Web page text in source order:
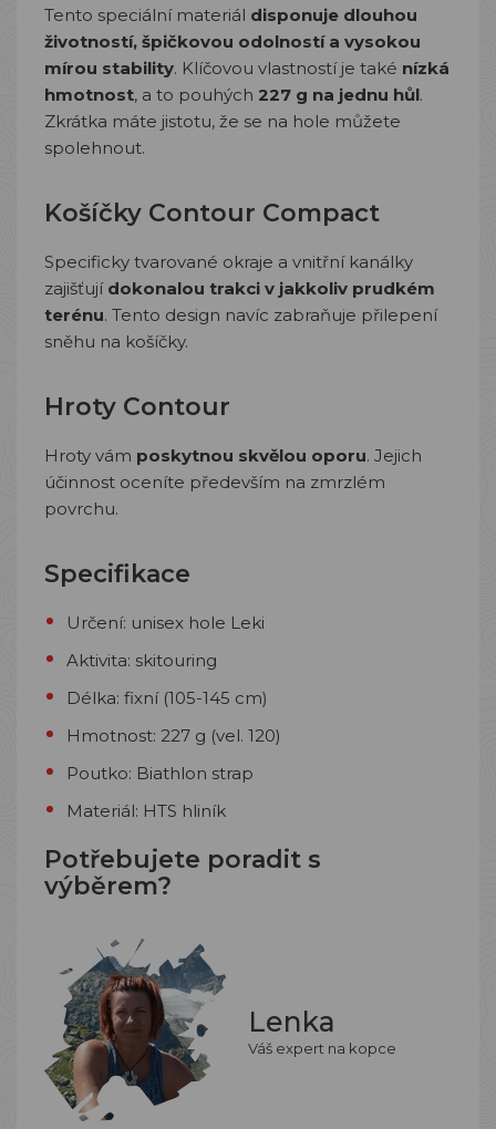
Tento speciální materiál disponuje dlouhou
životností, špičkovou odolností a vysokou
mírou stability. Klíčovou vlastností je také nízká
hmotnost, a to pouhých 227 g na jednu hůl.
Zkrátka máte jistotu, že se na hole můžete
spolehnout.
Košíčky Contour Compact
Specificky tvarované okraje a vnitřní kanálky
zajišťují dokonalou trakci v jakkoliv prudkém
terénu. Tento design navíc zabraňuje přilepení
sněhu na košíčky.
Hroty Contour
Hroty vám poskytnou skvělou oporu. Jejich
účinnost oceníte především na zmrzlém
povrchu.
Specifikace
Určení: unisex hole Leki
Aktivita: skitouring
Délka: fixní (105-145 cm)
Hmotnost: 227 g (vel. 120)
Poutko: Biathlon strap
Materiál: HTS hliník
Potřebujete poradit s
výběrem?
Lenka
Váš expert na kopce